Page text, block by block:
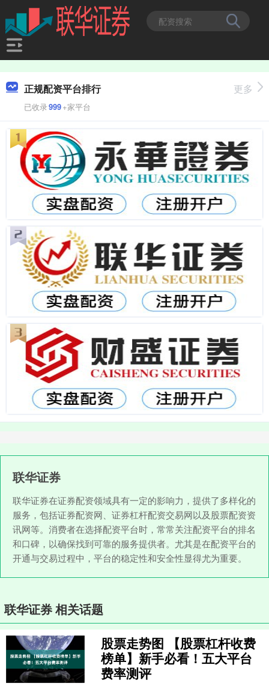
正规配资平台排行
已收录999+家平台
更多
联华证券
联华证券在证券配资领域具有一定的影响力，提供了多样化的
服务，包括证券配资网、证券杠杆配资交易网以及股票配资资
讯网等。消费者在选择配资平台时，常常关注配资平台的排名
和口碑，以确保找到可靠的服务提供者。尤其是在配资平台的
开通与交易过程中，平台的稳定性和安全性显得尤为重要。
联华证券 相关话题
股票走势图 【股票杠杆收费
榜单】新手必看！五大平台
费率测评